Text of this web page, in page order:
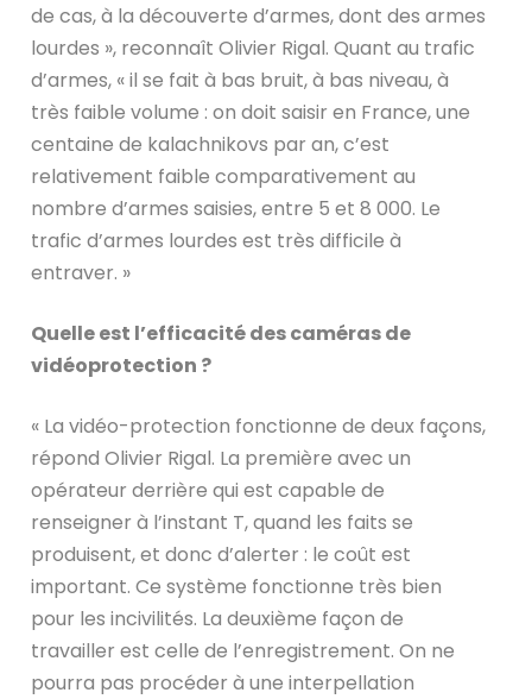
de cas, à la découverte d’armes, dont des armes
lourdes », reconnaît Olivier Rigal. Quant au trafic
d’armes, « il se fait à bas bruit, à bas niveau, à
très faible volume : on doit saisir en France, une
centaine de kalachnikovs par an, c’est
relativement faible comparativement au
nombre d’armes saisies, entre 5 et 8 000. Le
trafic d’armes lourdes est très difficile à
entraver. »
Quelle est l’efficacité des caméras de
vidéoprotection ?
« La vidéo-protection fonctionne de deux façons,
répond Olivier Rigal. La première avec un
opérateur derrière qui est capable de
renseigner à l’instant T, quand les faits se
produisent, et donc d’alerter : le coût est
important. Ce système fonctionne très bien
pour les incivilités. La deuxième façon de
travailler est celle de l’enregistrement. On ne
pourra pas procéder à une interpellation